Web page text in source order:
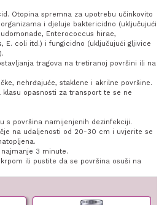
Otopina spremna za upotrebu učinkovito
i djeluje baktericidno (uključujući
Enterococcus hirae,
E. coli itd.) i fungicidno (uključujući gljivice
tragova na tretiranoj površini ili na
nehrđajuće, staklene i akrilne površine.
klasu opasnosti za transport te se ne
s površina namijenjenih dezinfekciji.
na udaljenosti od 20-30 cm i uvjerite se
3 minute.
ili pustite da se površina osuši na